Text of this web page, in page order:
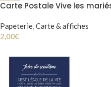
Carte Postale Vive les
Papeterie,Carte & affiches
2,00€